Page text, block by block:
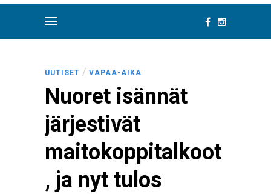
UUTISET / VAPAA-AIKA
Nuoret isännät
järjestivät
maitokoppitalkoot
, ja nyt tulos